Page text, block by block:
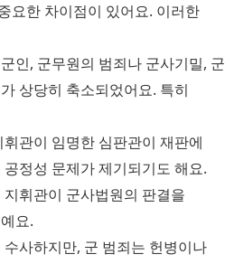
요한 차이점이 있어요. 이러한
인, 군무원의 범죄나 군사기밀, 군
상당히 축소되었어요. 특히
관이 임명한 심판관이 재판에
정성 문제가 제기되기도 해요.
휘관이 군사법원의 판결을
요.
사하지만, 군 범죄는 헌병이나